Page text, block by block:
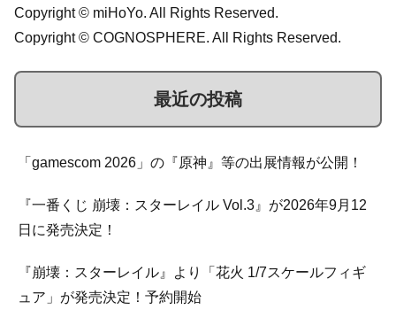
Copyright © miHoYo. All Rights Reserved.
Copyright © COGNOSPHERE. All Rights Reserved.
最近の投稿
「gamescom 2026」の『原神』等の出展情報が公開！
『一番くじ 崩壊：スターレイル Vol.3』が2026年9月12
日に発売決定！
『崩壊：スターレイル』より「花火 1/7スケールフィギ
ュア」が発売決定！予約開始